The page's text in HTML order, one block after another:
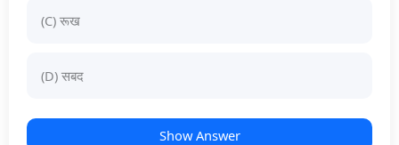
(C) रूख
(D) सबद
Show Answer